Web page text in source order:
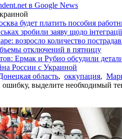
в Google News
будет платить пособия
зробили заяву щодо
возросло количество
отключений в пятницу
Ермак и Рубио обсудили
России с Украиной
область, оккупация,
выделите необходимый